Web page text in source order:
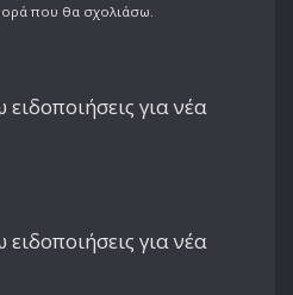
που θα σχολιάσω.
για νέα
για νέα